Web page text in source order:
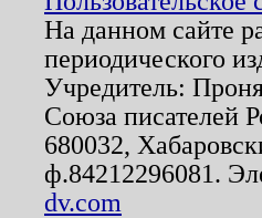
На данном сайте
периодического
Учредитель:
Союза писателей
680032,
ф.84212296081.
dv.com